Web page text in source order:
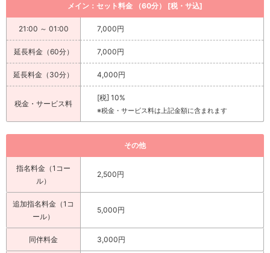
メイン：セット料金 （60分） [税・サ込]
21:00 ～ 01:00 7,000円
延長料金（60分） 7,000円
延長料金（30分） 4,000円
税金・サービス料
[税] 10%
※税金・サービス料は上記金額に含まれます
その他
指名料金（1コー
ル）
2,500円
追加指名料金（1コ
ール）
5,000円
同伴料金 3,000円